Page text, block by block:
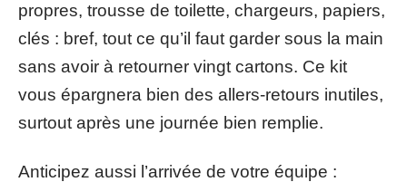
propres, trousse de toilette, chargeurs, papiers,
clés : bref, tout ce qu’il faut garder sous la main
sans avoir à retourner vingt cartons. Ce kit
vous épargnera bien des allers-retours inutiles,
surtout après une journée bien remplie.
Anticipez aussi l’arrivée de votre équipe :